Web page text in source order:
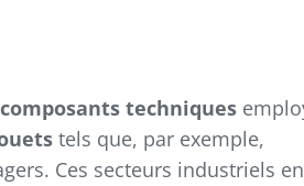
composants techniques
tels que, par exemple,
Ces secteurs industriels en